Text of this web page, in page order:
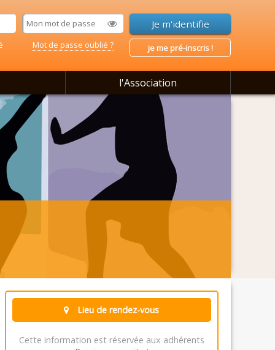
Mot de passe oublié ? je me pré-inscris !
l'Association
Lieu de rendez-vous
Cette information est réservée aux adhérents